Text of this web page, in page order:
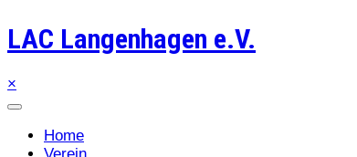
LAC Langenhagen e.V.
×
Home